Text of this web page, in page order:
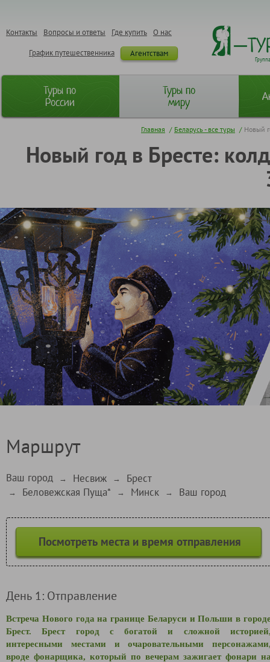
О нас
Где купить
Вопросы и ответы
Контакты
Агентствам
График путешественника
Туры по
России
Туры по
миру
Главная / Беларусь - все туры / Новый
Новый год в Бресте:
Маршрут
Ваш город → Несвиж → Брест
→ Беловежская Пуща* → Минск → Ваш город
Посмотреть места и время отправления
День 1: Отправление
Встреча Нового года на границе Беларуси и Польши в
Брест. Брест город с богатой и сложной
интересными местами иочаровательными
вроде фонарщика, который по вечерам зажигает фонари